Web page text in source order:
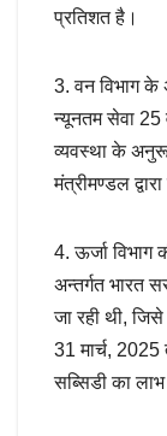
प्रतिशत है।
3. वन विभाग के
न्यूनतम सेवा 25
व्यवस्था के
मंत्रीमण्डल
4. ऊर्जा विभाग
अन्तर्गत भारत
जा रही थी,
31 मार्च,
सब्सिडी का